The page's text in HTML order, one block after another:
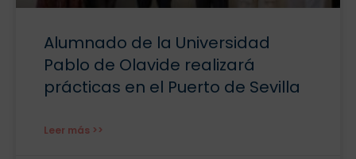
Alumnado de la Universidad
Pablo de Olavide realizará
prácticas en el Puerto de Sevilla
Leer más >>